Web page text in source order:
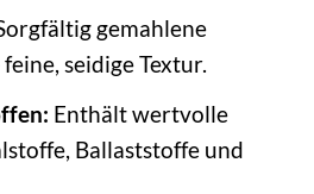
gemahlene
seidige Textur.
Enthält wertvolle
Ballaststoffe und